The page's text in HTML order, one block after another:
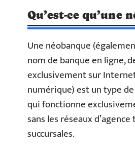
Qu’est-ce qu’une
Une néobanque
nom de banque en ligne,
exclusivement sur
numérique) est un type
qui fonctionne
sans les réseaux
succursales.